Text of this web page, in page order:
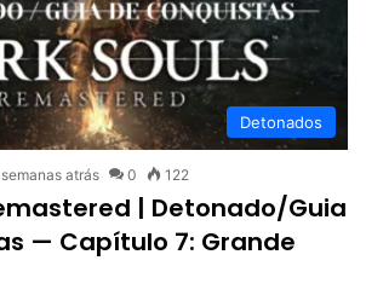
Detonados
atrás 0 122
| Detonado/Guia
— Capítulo 7: Grande